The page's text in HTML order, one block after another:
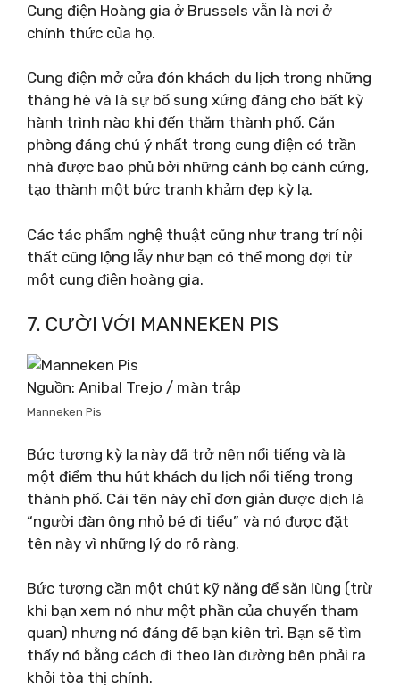
Cung điện Hoàng gia ở Brussels vẫn là nơi ở
chính thức của họ.
Cung điện mở cửa đón khách du lịch trong những
tháng hè và là sự bổ sung xứng đáng cho bất kỳ
hành trình nào khi đến thăm thành phố. Căn
phòng đáng chú ý nhất trong cung điện có trần
nhà được bao phủ bởi những cánh bọ cánh cứng,
tạo thành một bức tranh khảm đẹp kỳ lạ.
Các tác phẩm nghệ thuật cũng như trang trí nội
thất cũng lộng lẫy như bạn có thể mong đợi từ
một cung điện hoàng gia.
7. CƯỜI VỚI MANNEKEN PIS
Nguồn: Anibal Trejo / màn trập
Manneken Pis
Bức tượng kỳ lạ này đã trở nên nổi tiếng và là
một điểm thu hút khách du lịch nổi tiếng trong
thành phố. Cái tên này chỉ đơn giản được dịch là
“người đàn ông nhỏ bé đi tiểu” và nó được đặt
tên này vì những lý do rõ ràng.
Bức tượng cần một chút kỹ năng để săn lùng (trừ
khi bạn xem nó như một phần của chuyến tham
quan) nhưng nó đáng để bạn kiên trì. Bạn sẽ tìm
thấy nó bằng cách đi theo làn đường bên phải ra
khỏi tòa thị chính.